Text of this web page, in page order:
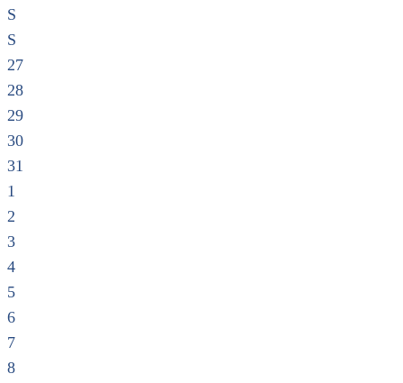
S
S
27
28
29
30
31
1
2
3
4
5
6
7
8